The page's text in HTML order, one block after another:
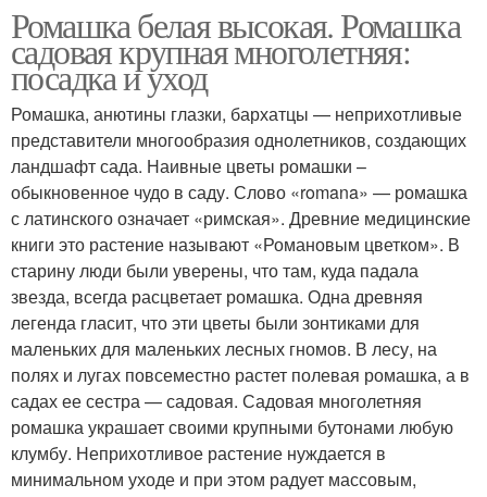
Ромашка белая высокая. Ромашка
садовая крупная многолетняя:
посадка и уход
Ромашка, анютины глазки, бархатцы — неприхотливые
представители многообразия однолетников, создающих
ландшафт сада. Наивные цветы ромашки –
обыкновенное чудо в саду. Слово «romana» — ромашка
с латинского означает «римская». Древние медицинские
книги это растение называют «Романовым цветком». В
старину люди были уверены, что там, куда падала
звезда, всегда расцветает ромашка. Одна древняя
легенда гласит, что эти цветы были зонтиками для
маленьких для маленьких лесных гномов. В лесу, на
полях и лугах повсеместно растет полевая ромашка, а в
садах ее сестра — садовая. Садовая многолетняя
ромашка украшает своими крупными бутонами любую
клумбу. Неприхотливое растение нуждается в
минимальном уходе и при этом радует массовым,